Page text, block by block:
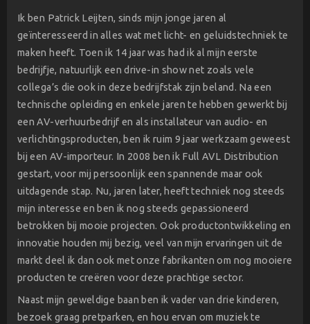
Ik ben Patrick Leijten, sinds mijn jonge jaren al
geïnteresseerd in alles wat met licht- en geluidstechniek te
maken heeft. Toen ik 14 jaar was had ik al mijn eerste
bedrijfje, natuurlijk een drive-in show net zoals vele
collega’s die ook in deze bedrijfstak zijn beland. Na een
technische opleiding en enkele jaren te hebben gewerkt bij
een AV-verhuurbedrijf en als installateur van audio- en
verlichtingsproducten, ben ik ruim 9 jaar werkzaam geweest
bij een AV-importeur. In 2008 ben ik Full AVL Distribution
gestart, voor mij persoonlijk een spannende maar ook
uitdagende stap. Nu, jaren later, heeft techniek nog steeds
mijn interesse en ben ik nog steeds gepassioneerd
betrokken bij mooie projecten. Ook productontwikkeling en
innovatie houden mij bezig, veel van mijn ervaringen uit de
markt deel ik dan ook met onze fabrikanten om nog mooiere
producten te creëren voor deze prachtige sector.
Naast mijn geweldige baan ben ik vader van drie kinderen,
bezoek graag pretparken, en hou ervan om muziek te